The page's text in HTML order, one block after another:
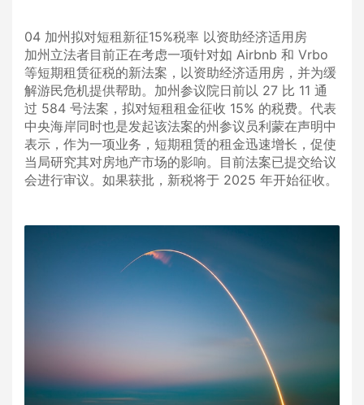
04 加州拟对短租新征15%税率 以资助经济适用房
加州立法者目前正在考虑一项针对如 Airbnb 和 Vrbo
等短期租赁征税的新法案，以资助经济适用房，并为缓
解游民危机提供帮助。加州参议院日前以 27 比 11 通
过 584 号法案，拟对短租租金征收 15% 的税费。代表
中央海岸同时也是发起该法案的州参议员利蒙在声明中
表示，作为一项业务，短期租赁的租金迅速增长，促使
当局研究其对房地产市场的影响。目前法案已提交给议
会进行审议。如果获批，新税将于 2025 年开始征收。